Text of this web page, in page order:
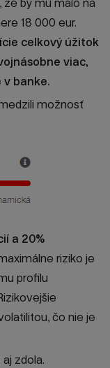
že by mu malo na
18 000 eur.
celkový úžitok
viac,
v banke.
možnosť
a 20%
riziko je
profilu
čo nie je
zdola.